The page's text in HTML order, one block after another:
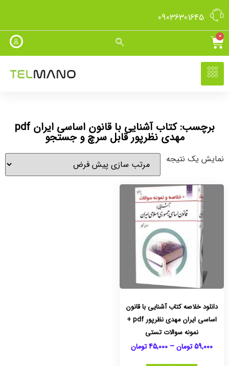
09036301645
0
برچسب: کتاب آشنایی با قانون اساسی ایران pdf
مهدی نظرپور قابل سرچ و جستجو
نمایش یک نتیجه
دانلود خلاصه کتاب آشنایی با قانون
اساسی ایران مهدی نظرپور pdf +
نمونه سوالات تستی
59,000تومان–
45,000تومان